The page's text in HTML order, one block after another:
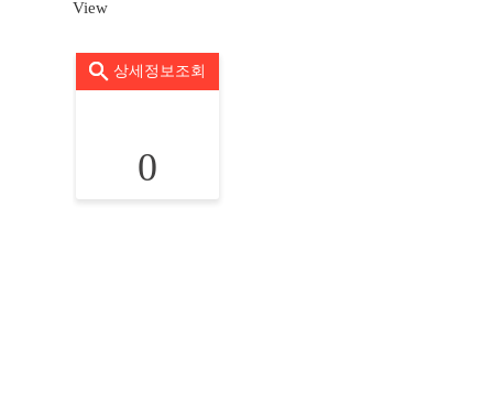
View
상세정보조회
0